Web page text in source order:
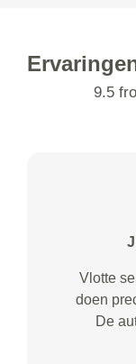
9.5
Vlotte
doen
De